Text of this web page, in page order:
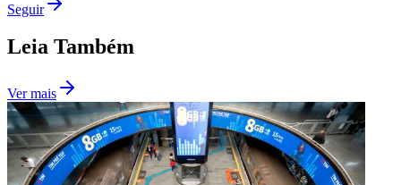
Palmeiras
Seguir
Leia Também
Ver mais